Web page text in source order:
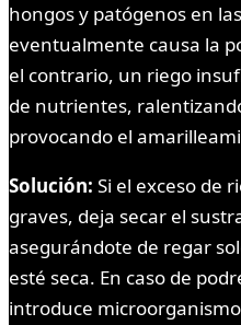
hongos y patógenos en
eventualmente causa la
el contrario, un riego
de nutrientes,
provocando el
Solución: Si el exceso de
graves, deja secar el
asegurándote de regar
esté seca. En caso de
introduce